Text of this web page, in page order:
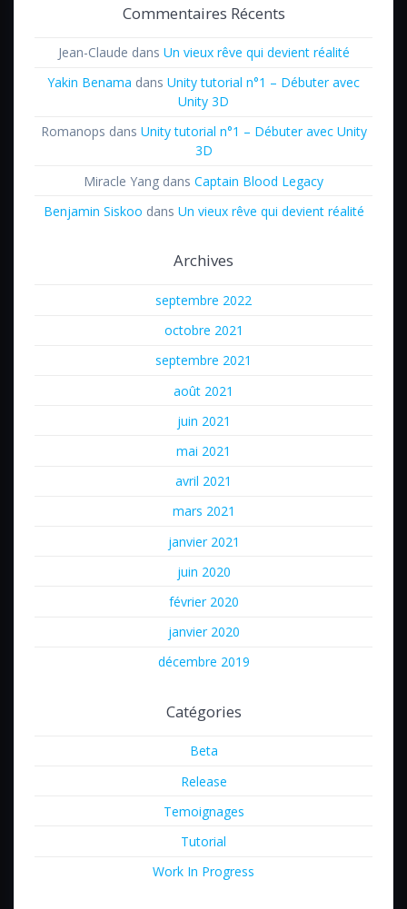
Commentaires Récents
Jean-Claude dans Un vieux rêve qui devient réalité
Yakin Benama dans Unity tutorial n°1 – Débuter avec
Unity 3D
Romanops dans Unity tutorial n°1 – Débuter avec Unity
3D
Miracle Yang dans Captain Blood Legacy
Benjamin Siskoo dans Un vieux rêve qui devient réalité
Archives
septembre 2022
octobre 2021
septembre 2021
août 2021
juin 2021
mai 2021
avril 2021
mars 2021
janvier 2021
juin 2020
février 2020
janvier 2020
décembre 2019
Catégories
Beta
Release
Temoignages
Tutorial
Work In Progress